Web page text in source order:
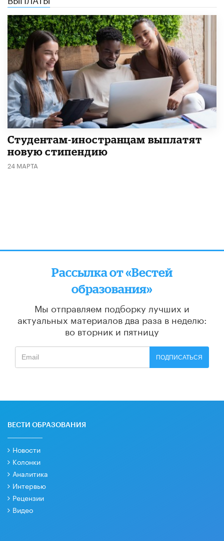
Студентам-иностранцам выплатят
новую стипендию
24 МАРТА
Рассылка от «Вестей
образования»
Мы отправляем подборку лучших и
актуальных материалов два раза в неделю:
во вторник и пятницу
ПОДПИСАТЬСЯ
ВЕСТИ ОБРАЗОВАНИЯ
Новости
Колонки
Аналитика
Интервью
Рецензии
Видео